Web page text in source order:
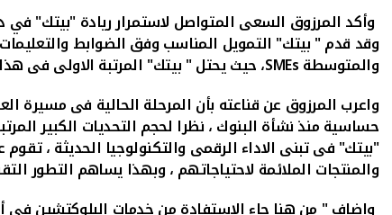
وأكد المرزوق السعى المتواصل لاستمرار ريادة "بيتك" في
وقد قدم " بيتك" التمويل المناسب وفق الضوابط
والمتوسطةSMEs، حيث يحتل " بيتك" المرتبة الاولى فى
واعرب المرزوق عن قناعته بأن المرحلة الحالية فى مسيرة
حساسية منذ نشأة البنوك ، نظرا لحجم التحديات الكبير
"بيتك" فى تبنى الاداء الرقمى والتكنولوجيا الحديثة ،
والمنتجات الملائمة لاحتياجاتهم ، وبهذا يساهم التطور
واضاف " من هنا جاء الاستفادة من خدمات البلوكتشين فى